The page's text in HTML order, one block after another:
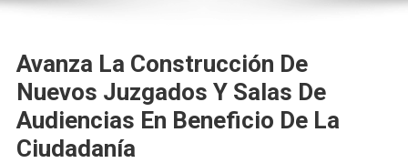
Avanza La Construcción De
Nuevos Juzgados Y Salas De
Audiencias En Beneficio De La
Ciudadanía